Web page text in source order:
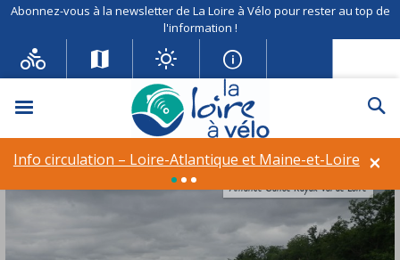
Abonnez-vous à la newsletter de La Loire à Vélo pour rester au top de
l'information !
Menu
×
Info circulation – Loire-Atlantique et Maine-et-Loire
Alliance Canoe Kayak Val de Loire